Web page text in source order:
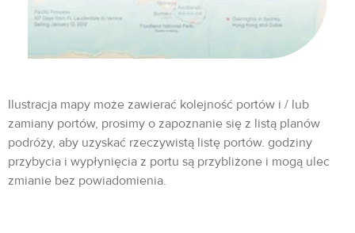
Ilustracja mapy może zawierać kolejność portów i / lub
zamiany portów, prosimy o zapoznanie się z listą planów
podróży, aby uzyskać rzeczywistą listę portów. godziny
przybycia i wypłynięcia z portu są przybliżone i mogą ulec
zmianie bez powiadomienia.